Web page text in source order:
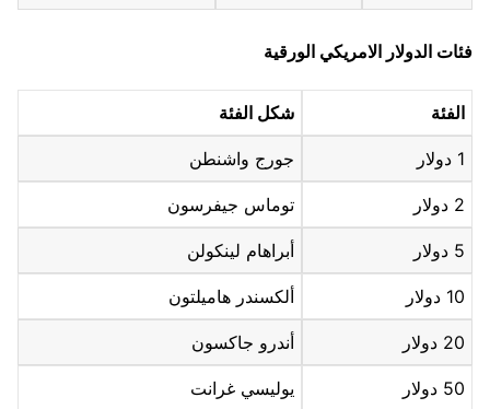
فئات الدولار الامريكي الورقية
الفئة شكل الفئة
1 دولار جورج واشنطن
2 دولار توماس جيفرسون
5 دولار أبراهام لينكولن
10 دولار ألكسندر هاميلتون
20 دولار أندرو جاكسون
50 دولار يوليسي غرانت